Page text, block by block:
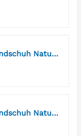
PUZZFUXX Waschhandschuh Naturfaser, ohne Chemie, Gesicht & Körper, Türkis
PUZZFUXX Waschhandschuh Naturfaser, ohne Chemie, Gesicht & Körper, Pink